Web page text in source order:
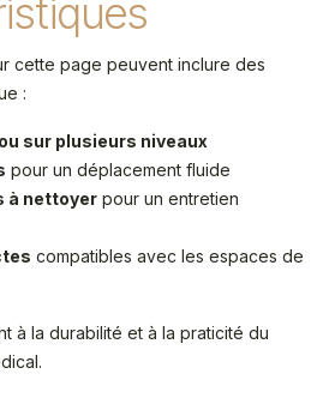
cette page peuvent inclure des
:
sur plusieurs niveaux
pour un déplacement fluide
à nettoyer pour un entretien
compatibles avec les espaces de
à la durabilité et à la praticité du